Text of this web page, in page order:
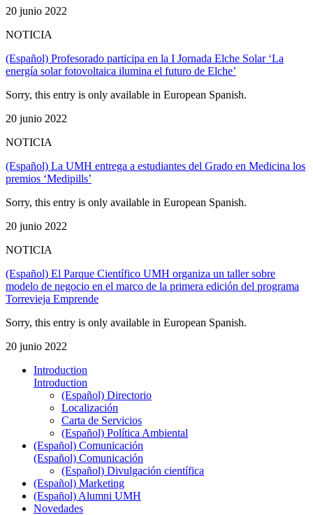
20 junio 2022
NOTICIA
(Español) Profesorado participa en la I Jornada Elche Solar ‘La
energía solar fotovoltaica ilumina el futuro de Elche’
Sorry, this entry is only available in European Spanish.
20 junio 2022
NOTICIA
(Español) La UMH entrega a estudiantes del Grado en Medicina los
premios ‘Medipills’
Sorry, this entry is only available in European Spanish.
20 junio 2022
NOTICIA
(Español) El Parque Científico UMH organiza un taller sobre
modelo de negocio en el marco de la primera edición del programa
Torrevieja Emprende
Sorry, this entry is only available in European Spanish.
20 junio 2022
Introduction
Introduction
(Español) Directorio
Localización
Carta de Servicios
(Español) Política Ambiental
(Español) Comunicación
(Español) Comunicación
(Español) Divulgación científica
(Español) Marketing
(Español) Alumni UMH
Novedades